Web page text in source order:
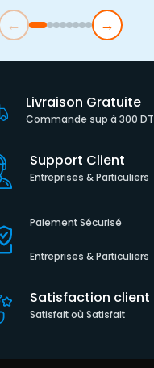
← →
Livraison Gratuite
Commande sup à 300 DT
Support Client
Entreprises & Particuliers
Paiement Sécurisé
Entreprises & Particuliers
Satisfaction client
Satisfait où Satisfait